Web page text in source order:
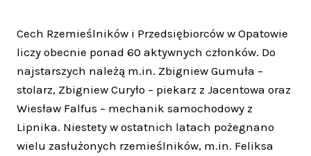
Cech Rzemieślników i Przedsiębiorców w Opatowie
liczy obecnie ponad 60 aktywnych członków. Do
najstarszych należą m.in. Zbigniew Gumuła –
stolarz, Zbigniew Curyło – piekarz z Jacentowa oraz
Wiesław Falfus – mechanik samochodowy z
Lipnika. Niestety w ostatnich latach pożegnano
wielu zasłużonych rzemieślników, m.in. Feliksa